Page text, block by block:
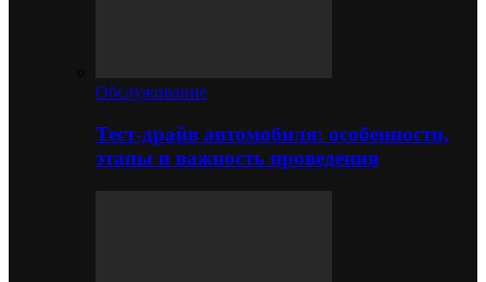
Обслуживание
Тест-драйв автомобиля: особенности,
этапы и важность проведения